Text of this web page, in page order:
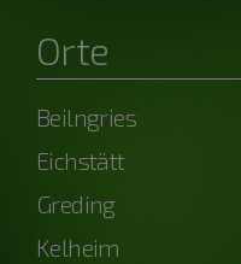
Orte
Beilngries
Eichstätt
Greding
Kelheim